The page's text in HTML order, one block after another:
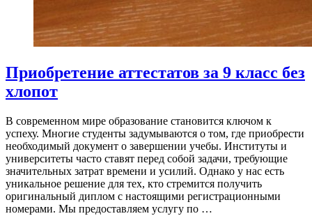
Приобретение аттестатов за 9 класс без
хлопот
В современном мире образование становится ключом к
успеху. Многие студенты задумываются о том, где приобрести
необходимый документ о завершении учебы. Институты и
университеты часто ставят перед собой задачи, требующие
значительных затрат времени и усилий. Однако у нас есть
уникальное решение для тех, кто стремится получить
оригинальный диплом с настоящими регистрационными
номерами. Мы предоставляем услугу по …